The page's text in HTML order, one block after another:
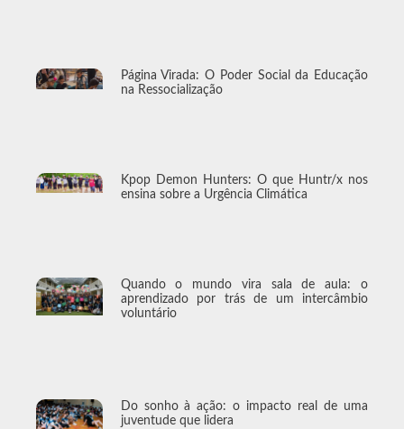
Página Virada: O Poder Social da Educação
na Ressocialização
Kpop Demon Hunters: O que Huntr/x nos
ensina sobre a Urgência Climática
Quando o mundo vira sala de aula: o
aprendizado por trás de um intercâmbio
voluntário
Do sonho à ação: o impacto real de uma
juventude que lidera